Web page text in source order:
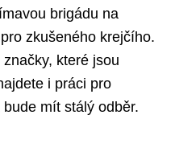
brigádu na
zkušeného krejčího.
které jsou
i práci pro
mít stálý odběr.